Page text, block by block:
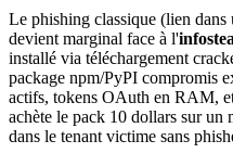
Le phishing classique (lien dans
devient marginal face à l'
installé via téléchargement
package npm/PyPI compromis
actifs, tokens OAuth en RAM,
achète le pack 10 dollars sur un
dans le tenant victime sans